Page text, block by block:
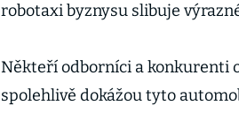
robotaxi byznysu slibuje
Někteří odborníci a konkurenti
spolehlivě dokážou tyto